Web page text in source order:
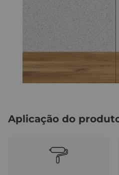
Aplicação do